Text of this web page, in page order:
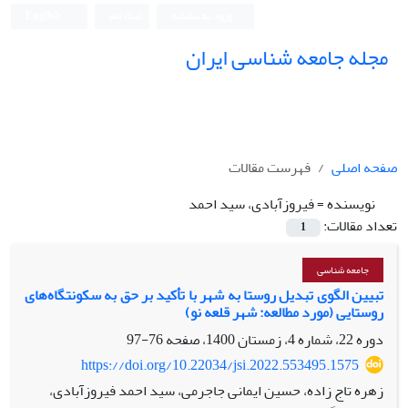
مجله جامعه شناسی ایران
صفحه اصلی
فهرست مقالات
نویسنده =فیروزآبادی، سید احمد
تعداد مقالات:
1
جامعه شناسی
تبیین الگوی تبدیل روستا به شهر با تأکید بر حق به سکونتگاه‌های‌
روستایی (مورد مطالعه: شهر قلعه نو)
دوره 22، شماره 4، زمستان 1400، صفحه
76-97
https://doi.org/10.22034/jsi.2022.553495.1575
زهره تاج زاده، حسین ایمانی جاجرمی، سید احمد فیروزآبادی،